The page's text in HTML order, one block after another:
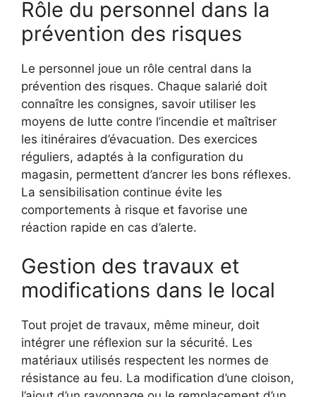
Rôle du personnel dans la
prévention des risques
Le personnel joue un rôle central dans la
prévention des risques. Chaque salarié doit
connaître les consignes, savoir utiliser les
moyens de lutte contre l’incendie et maîtriser
les itinéraires d’évacuation. Des exercices
réguliers, adaptés à la configuration du
magasin, permettent d’ancrer les bons réflexes.
La sensibilisation continue évite les
comportements à risque et favorise une
réaction rapide en cas d’alerte.
Gestion des travaux et
modifications dans le local
Tout projet de travaux, même mineur, doit
intégrer une réflexion sur la sécurité. Les
matériaux utilisés respectent les normes de
résistance au feu. La modification d’une cloison,